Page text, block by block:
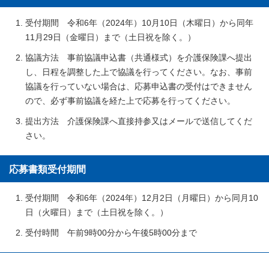
受付期間 令和6年（2024年）10月10日（木曜日）から同年
11月29日（金曜日）まで（土日祝を除く。）
協議方法 事前協議申込書（共通様式）を介護保険課へ提出
し、日程を調整した上で協議を行ってください。なお、事前
協議を行っていない場合は、応募申込書の受付はできません
ので、必ず事前協議を経た上で応募を行ってください。
提出方法 介護保険課へ直接持参又はメールで送信してくだ
さい。
応募書類受付期間
受付期間 令和6年（2024年）12月2日（月曜日）から同月10
日（火曜日）まで（土日祝を除く。）
受付時間 午前9時00分から午後5時00分まで